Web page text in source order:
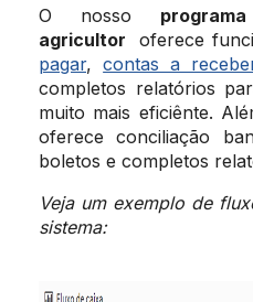
O nosso
agricultor
oferece
pagar,contas a
completos relatórios
muito mais eficiênte.
oferece conciliação
boletos e completos
Veja um exemplo de
sistema: